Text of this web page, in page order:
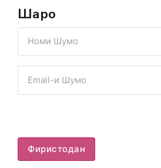
Шарҳҳо
Фиристодан